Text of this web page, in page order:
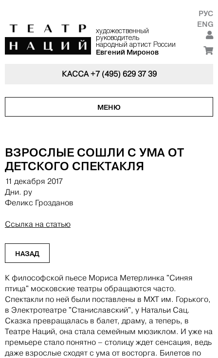
художественный
руководитель
народный артист России
Евгений Миронов
РУС
ENG
КАССА+7 (495) 629 37 39
МЕНЮ
ВЗРОСЛЫЕ СОШЛИ С УМА ОТ
ДЕТСКОГО СПЕКТАКЛЯ
11 декабря 2017
Дни. ру
Феликс Грозданов
Ссылка на статью
НАЗАД
К философской пьесе Мориса Метерлинка "Синяя
птица" московские театры обращаются часто.
Спектакли по ней были поставлены в МХТ им. Горького,
в Электротеатре "Станиславский", у Натальи Сац.
Сказка превращалась в балет, драму, а теперь, в
Театре Наций, она стала семейным мюзиклом. И уже на
премьере стало понятно – столицу ждет сенсация, ведь
даже взрослые сходят с ума от восторга. Билетов по